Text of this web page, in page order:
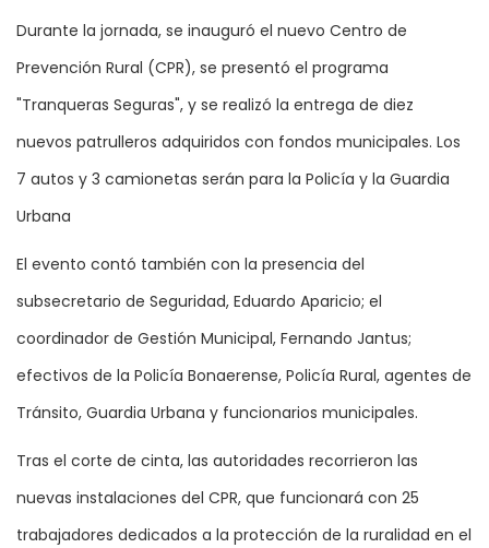
Durante la jornada, se inauguró el nuevo Centro de
Prevención Rural (CPR), se presentó el programa
"Tranqueras Seguras", y se realizó la entrega de diez
nuevos patrulleros adquiridos con fondos municipales. Los
7 autos y 3 camionetas serán para la Policía y la Guardia
Urbana
El evento contó también con la presencia del
subsecretario de Seguridad, Eduardo Aparicio; el
coordinador de Gestión Municipal, Fernando Jantus;
efectivos de la Policía Bonaerense, Policía Rural, agentes de
Tránsito, Guardia Urbana y funcionarios municipales.
Tras el corte de cinta, las autoridades recorrieron las
nuevas instalaciones del CPR, que funcionará con 25
trabajadores dedicados a la protección de la ruralidad en el